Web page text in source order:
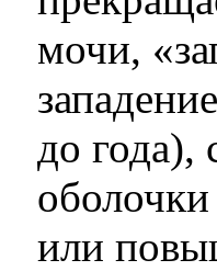
мочи,
до года),
оболочки
или